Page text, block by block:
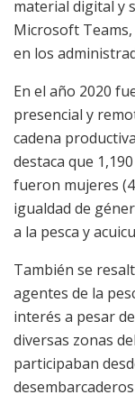
material digital y
Microsoft
en los
En el año 2020
presencial y
cadena
destaca que
fueron mujeres
igualdad de
a la pesca y
También se
agentes de la
interés a pesar
diversas zonas
participaban